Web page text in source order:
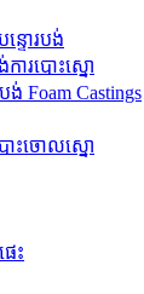
ទោរបង់
ារបោះស្នោ
Foam Castings
ោះចោលស្នោ
ះ